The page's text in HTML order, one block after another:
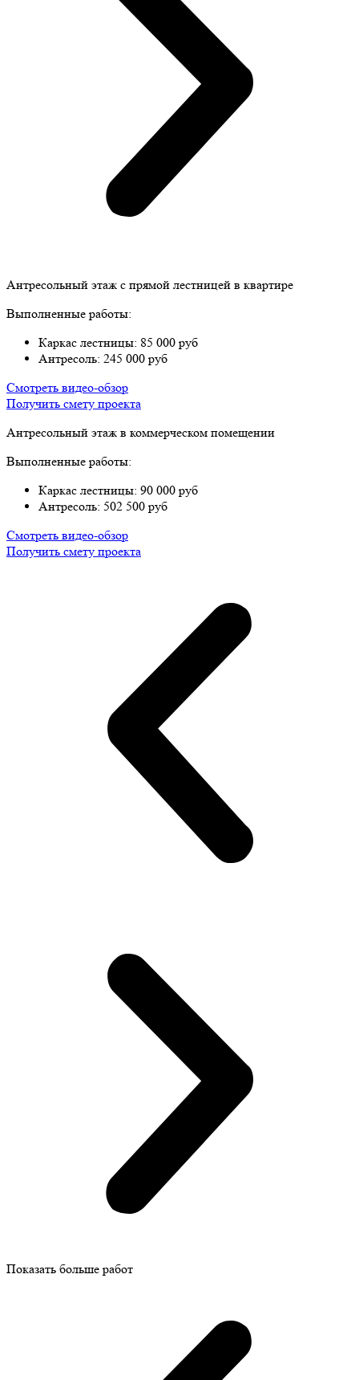
Антресольный этаж с прямой лестницей в квартире
Выполненные работы:
Каркас лестницы: 85 000 руб
Антресоль: 245 000 руб
Смотреть видео-обзор
Получить смету проекта
Антресольный этаж в коммерческом помещении
Выполненные работы:
Каркас лестницы: 90 000 руб
Антресоль: 502 500 руб
Смотреть видео-обзор
Получить смету проекта
Показать больше работ